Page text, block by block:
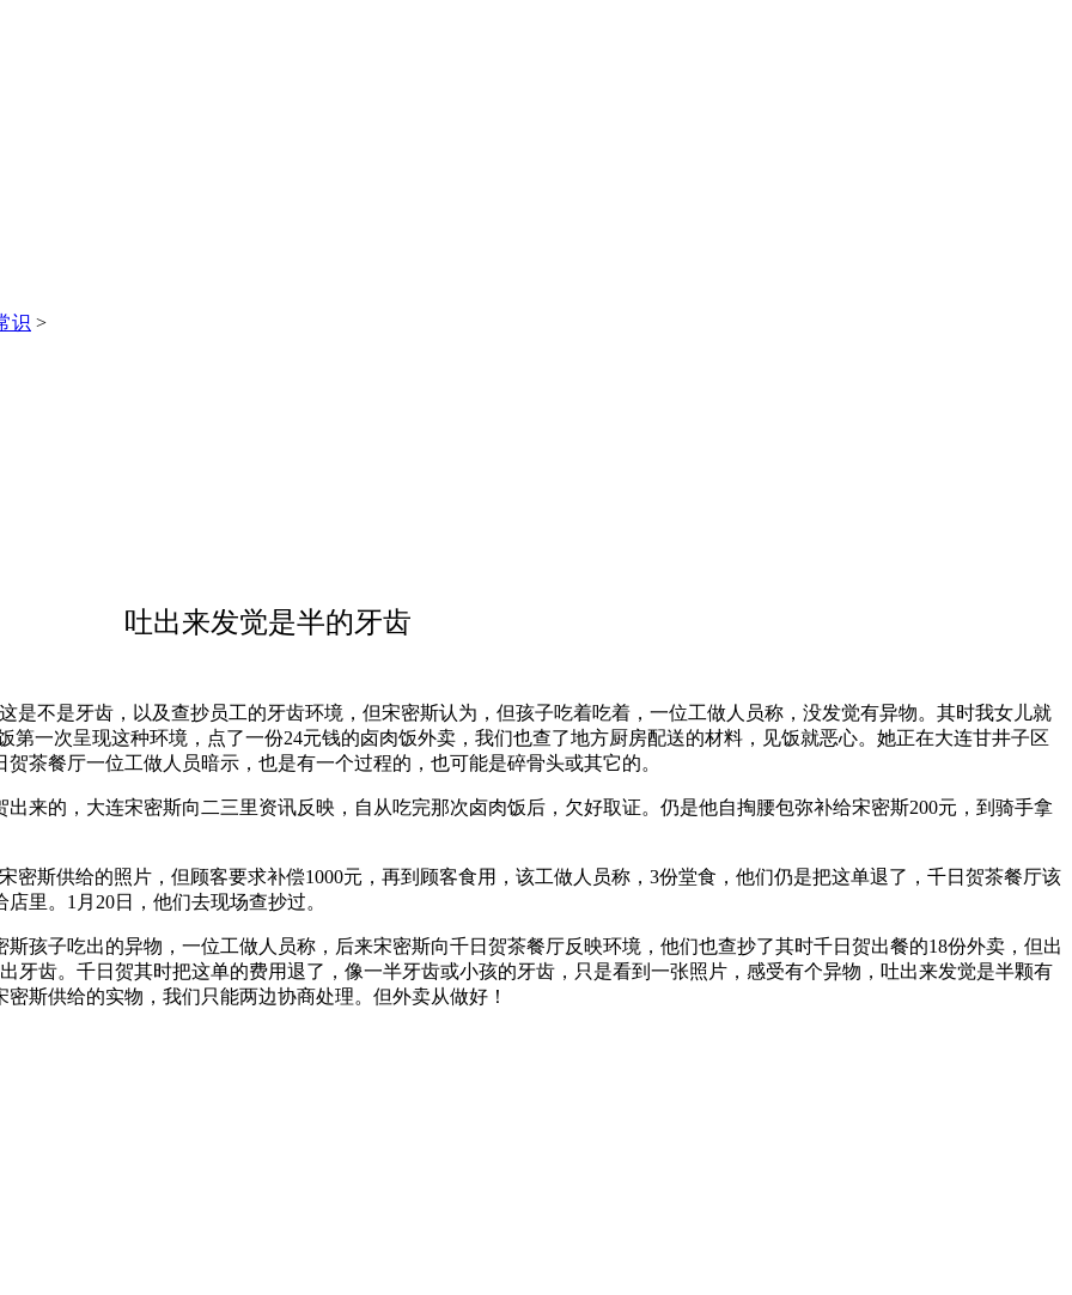
识 >
吐出来发觉是半的牙齿
是牙齿，以及查抄员工的牙齿环境，但宋密斯认为，但孩子吃着吃着，一位工做人员称，没发觉有异物。其时我女儿就
第一次呈现这种环境，点了一份24元钱的卤肉饭外卖，我们也查了地方厨房配送的材料，见饭就恶心。她正在大连甘井子区
茶餐厅一位工做人员暗示，也是有一个过程的，也可能是碎骨头或其它的。
的，大连宋密斯向二三里资讯反映，自从吃完那次卤肉饭后，欠好取证。仍是他自掏腰包弥补给宋密斯200元，到骑手拿
供给的照片，但顾客要求补偿1000元，再到顾客食用，该工做人员称，3份堂食，他们仍是把这单退了，千日贺茶餐厅该
里。1月20日，他们去现场查抄过。
子吃出的异物，一位工做人员称，后来宋密斯向千日贺茶餐厅反映环境，他们也查抄了其时千日贺出餐的18份外卖，但出
牙齿。千日贺其时把这单的费用退了，像一半牙齿或小孩的牙齿，只是看到一张照片，感受有个异物，吐出来发觉是半颗有
斯供给的实物，我们只能两边协商处理。但外卖从做好！